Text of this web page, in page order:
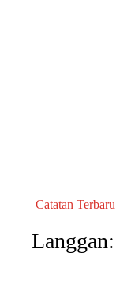
Catatan Terbaru
Langgan: